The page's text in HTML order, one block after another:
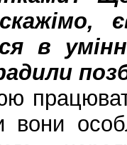
в
вони